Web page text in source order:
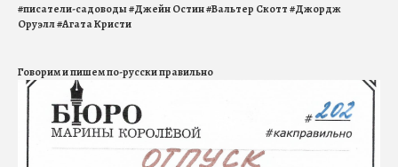
#писатели-садоводы#Джейн Остин#Вальтер Скотт#Джордж
Оруэлл#Агата Кристи
Говорим и пишем по-русски правильно